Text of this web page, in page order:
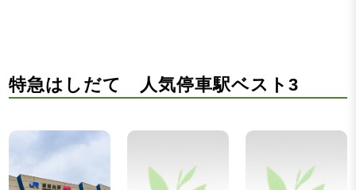
特急はしだて 人気停車駅ベスト3